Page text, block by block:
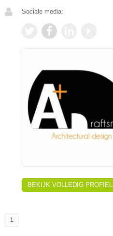
Sociale media:
BEKIJK VOLLEDIG PROFIEL
1